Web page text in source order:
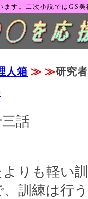
ます。二次小説ではGS
人箱 ≫ ≫研究
三話
りも軽い
訓練は行